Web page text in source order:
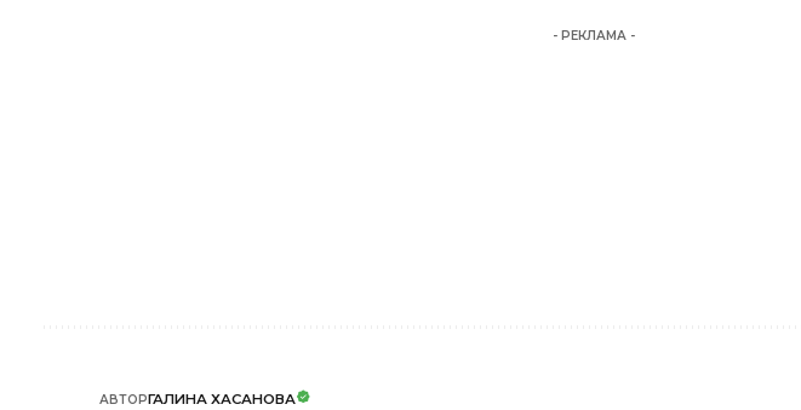
- РЕКЛАМА -
АВТОРГАЛИНА ХАСАНОВА